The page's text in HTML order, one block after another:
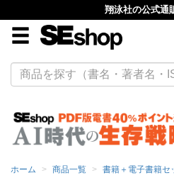
翔泳社の公式通
ホーム 商品一覧 書籍＋電子書籍セ